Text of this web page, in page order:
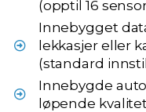
(opptil 16
Innebygget
lekkasjer eller
(standard
Innebygde
løpende